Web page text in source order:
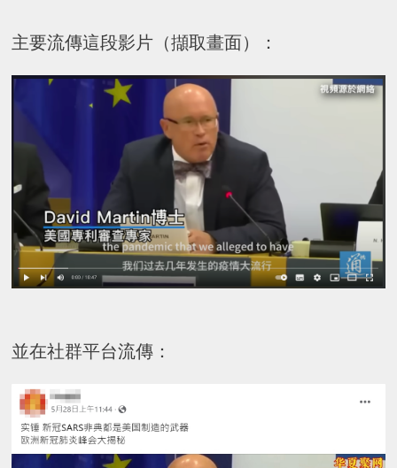
主要流傳這段影片（擷取畫面）：
並在社群平台流傳：